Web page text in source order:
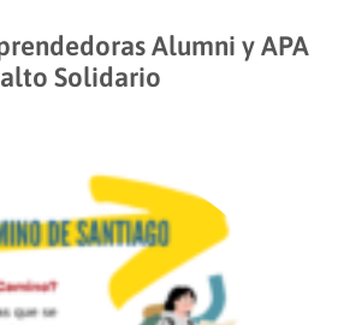
Alumni y APA
Solidario